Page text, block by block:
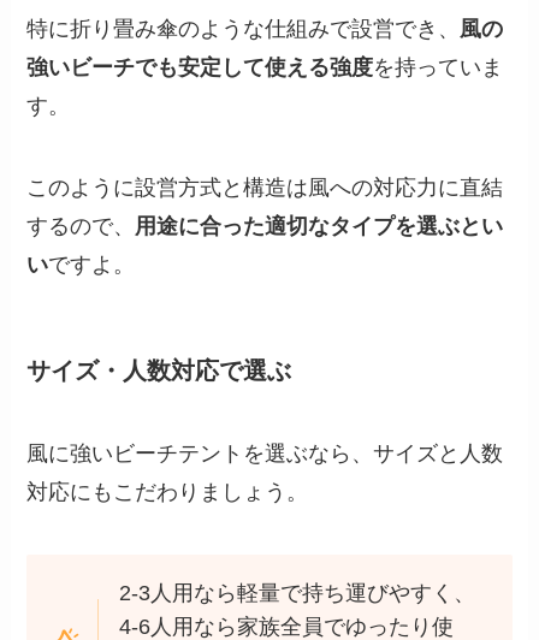
特に折り畳み傘のような仕組みで設営でき、 風の
強いビーチでも安定して使える強度を持っていま
す。
このように設営方式と構造は風への対応力に直結
するので、 用途に合った適切なタイプを選ぶとい
いですよ。
サイズ・人数対応で選ぶ
風に強いビーチテントを選ぶなら、サイズと人数
対応にもこだわりましょう。
2-3人用なら軽量で持ち運びやすく、
4-6人用なら家族全員でゆったり使